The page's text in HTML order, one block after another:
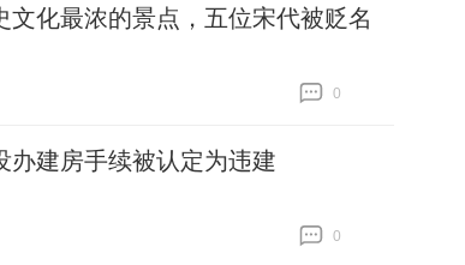
文化最浓的景点，五位宋代被贬名
0
办建房手续被认定为违建
0